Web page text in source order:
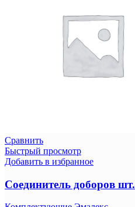
Сравнить
Быстрый просмотр
Добавить в избранное
Соединитель доборов шт.